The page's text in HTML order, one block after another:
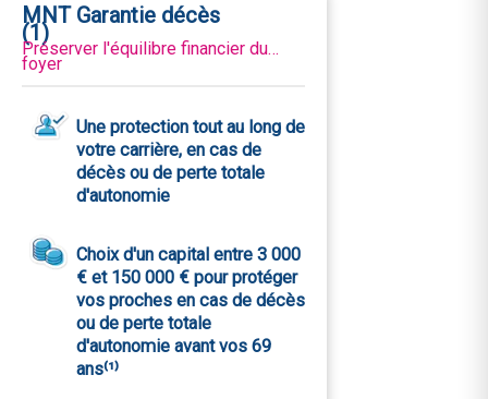
MNT Garantie décès
(1)
Préserver l'équilibre financier du
foyer
Une protection tout au long de
votre carrière, en cas de
décès ou de perte totale
d'autonomie
Choix d'un capital entre 3 000
€ et 150 000 € pour protéger
vos proches en cas de décès
ou de perte totale
d'autonomie avant vos 69
ans⁽¹⁾